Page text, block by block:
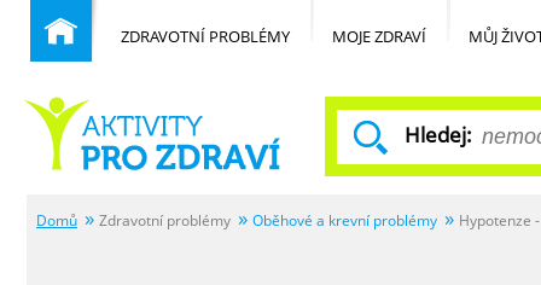
ZDRAVOTNÍ PROBLÉMY MOJE ZDRAVÍ MŮJ
Hledej:
Domů Zdravotní problémy Oběhové a krevní problémy Hypotenze